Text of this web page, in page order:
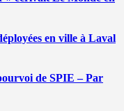
en ville à Laval
de SPIE – Par